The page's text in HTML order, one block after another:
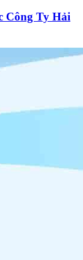
Công Ty Hải